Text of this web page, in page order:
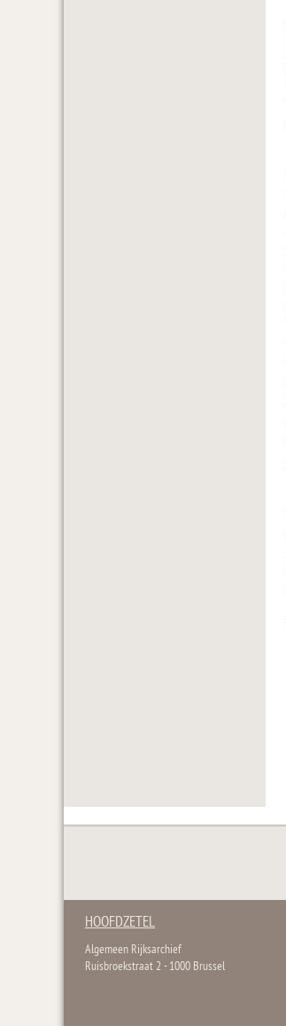
HOOFDZETEL
Algemeen Rijksarchief
Ruisbroekstraat 2 - 1000 Brussel